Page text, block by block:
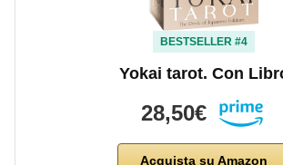
BESTSELLER #4
Yokai tarot. Con
28,50€
Acquista su Amazon